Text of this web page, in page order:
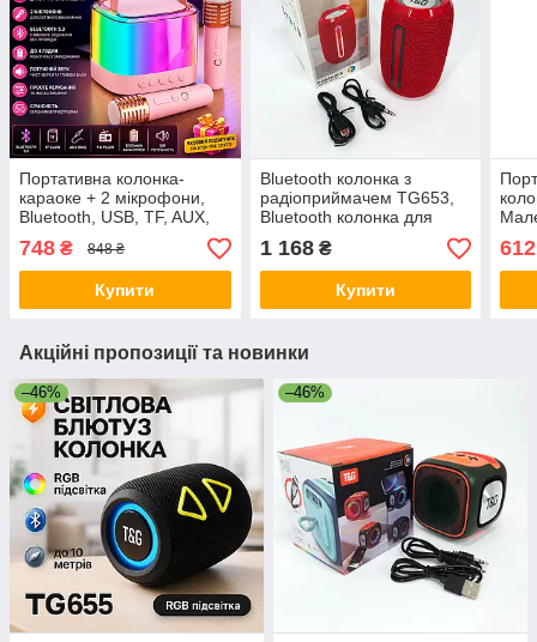
Портативна колонка-
караоке + 2 мікрофони,
Bluetooth, USB, TF, AUX,
T7, Рожевий/Буздротова
колонка/Блютуз колонка
748 ₴ 848 ₴
Купити
Bluetooth колонка з
радіоприймачем TG653,
Bluetooth колонка для
вулиці Портативна блютуз
PA-79
1 168₴
Купити
612
Акційні пропозиції та новинки
–46% –46%